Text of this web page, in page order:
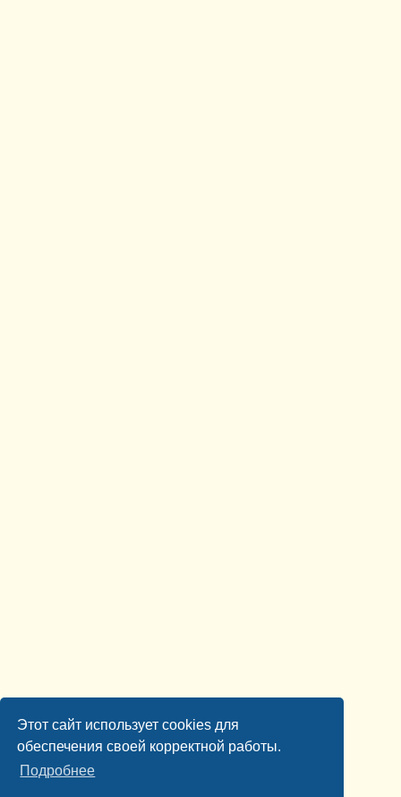
Этот сайт использует cookies для
обеспечения своей корректной работы.
Подробнее